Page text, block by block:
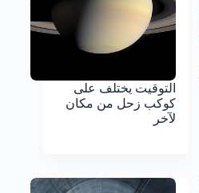
التوقيت يختلف على
كوكب زحل من مكان
لآخر